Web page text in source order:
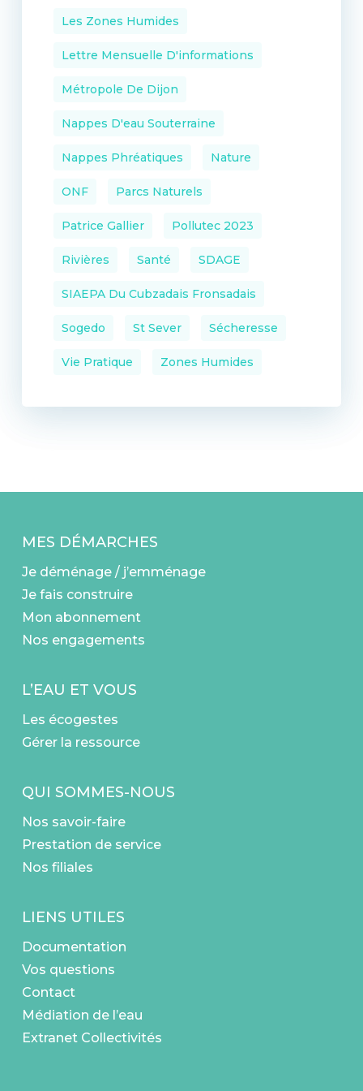
Les Zones Humides
Lettre Mensuelle D'informations
Métropole De Dijon
Nappes D'eau Souterraine
Nappes Phréatiques Nature
ONF Parcs Naturels
Patrice Gallier Pollutec 2023
Rivières Santé SDAGE
SIAEPA Du Cubzadais Fronsadais
Sogedo St Sever Sécheresse
Vie Pratique Zones Humides
MES DÉMARCHES
Je déménage / j’emménage
Je fais construire
Mon abonnement
Nos engagements
L’EAU ET VOUS
Les écogestes
Gérer la ressource
QUI SOMMES-NOUS
Nos savoir-faire
Prestation de service
Nos filiales
LIENS UTILES
Documentation
Vos questions
Contact
Médiation de l’eau
Extranet Collectivités